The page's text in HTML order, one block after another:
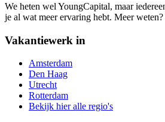
We heten wel YoungCapital, maar
je al wat meer ervaring hebt. Meer
Vakantiewerk in
Amsterdam
Den Haag
Utrecht
Rotterdam
Bekijk hier alle regio's